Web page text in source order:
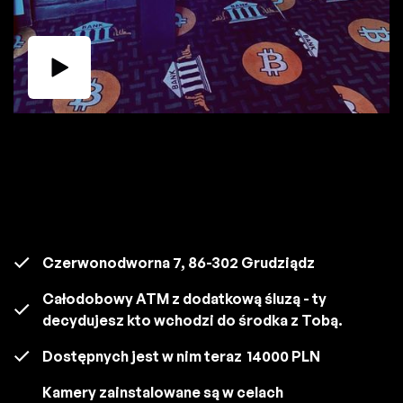
Czerwonodworna 7, 86-302 Grudziądz
Całodobowy ATM z dodatkową śluzą - ty
decydujesz kto wchodzi do środka z Tobą.
Dostępnych jest w nim teraz 14000 PLN
Kamery zainstalowane są w celach